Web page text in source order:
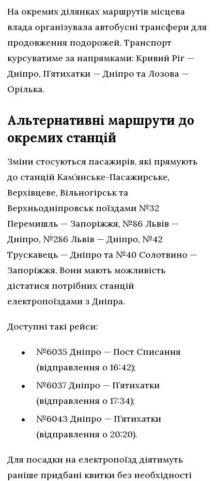
На окремих ділянках маршрутів місцева
влада організувала автобусні трансфери для
продовження подорожей. Транспорт
курсуватиме за напрямками: Кривий Ріг —
Дніпро, П’ятихатки — Дніпро та Лозова —
Орілька.
Альтернативні маршрути до
окремих станцій
Зміни стосуються пасажирів, які прямують
до станцій Кам’янське-Пасажирське,
Верхівцеве, Вільногірськ та
Верхньодніпровськ поїздами №32
Перемишль — Запоріжжя, №86 Львів —
Дніпро, №286 Львів — Дніпро, №42
Трускавець — Дніпро та №40 Солотвино —
Запоріжжя. Вони мають можливість
дістатися потрібних станцій
електропоїздами з Дніпра.
Доступні такі рейси:
№6035 Дніпро — Пост Списання
(відправлення о 16:42);
№6037 Дніпро — П’ятихатки
(відправлення о 17:34);
№6043 Дніпро — П’ятихатки
(відправлення о 20:20).
Для посадки на електропоїзд діятимуть
раніше придбані квитки без необхідності